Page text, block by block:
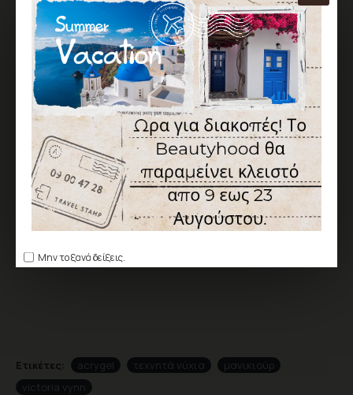
Μην το ξανά δείξεις.
Σύμφωνα με 0 αξιολογήσεις. - Γράψτε μια αξιολόγηση
ΑΓΟΡΆ
ΕΠΙΘΥΜΗΤΌ ΣΎΓΚΡΙΣΗ
ΑΞΙΟΛΌΓΗΣΗ
Δεν υπάρχουν αξιολογήσεις για το προϊόν.
ΓΡΆΨΤΕ ΜΙΑ ΑΞΙΟΛΌΓΗΣΗ
αξιολογήσετε
Ετικέτες: acrygel τεχνητά νύχια
μανικιούρ
victoria vynn